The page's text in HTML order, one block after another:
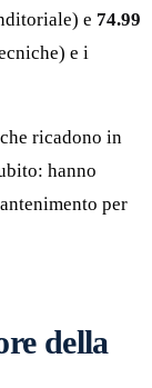
e 74.99
e i
ricadono in
hanno
per
della